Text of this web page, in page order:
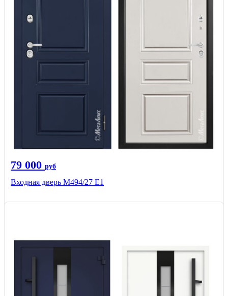
79 000 руб
Входная дверь М494/27 Е1